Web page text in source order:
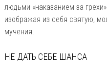
людьми «наказанием за
изображая из себя святую,
мучения.
НЕ ДАТЬ СЕБЕ ШАНСА